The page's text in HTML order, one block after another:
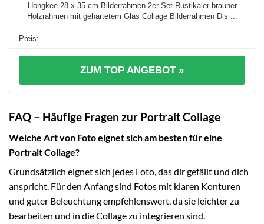
Hongkee 28 x 35 cm Bilderrahmen 2er Set Rustikaler brauner
Holzrahmen mit gehärtetem Glas Collage Bilderrahmen Dis ...
ZUM TOP ANGEBOT »
FAQ – Häufige Fragen zur Portrait Collage
Welche Art von Foto eignet sich am besten für eine
Portrait Collage?
Grundsätzlich eignet sich jedes Foto, das dir gefällt und dich
anspricht. Für den Anfang sind Fotos mit klaren Konturen
und guter Beleuchtung empfehlenswert, da sie leichter zu
bearbeiten und in die Collage zu integrieren sind.